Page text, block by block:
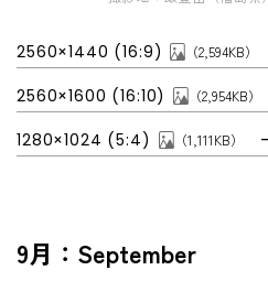
2560×1440 (16:9) （2,594KB）
2560×1600 (16:10) （2,954KB）
1280×1024 (5:4) （1,111KB）
9月：September